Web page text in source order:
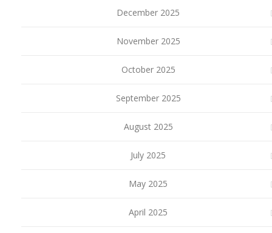
December 2025
November 2025
October 2025
September 2025
August 2025
July 2025
May 2025
April 2025